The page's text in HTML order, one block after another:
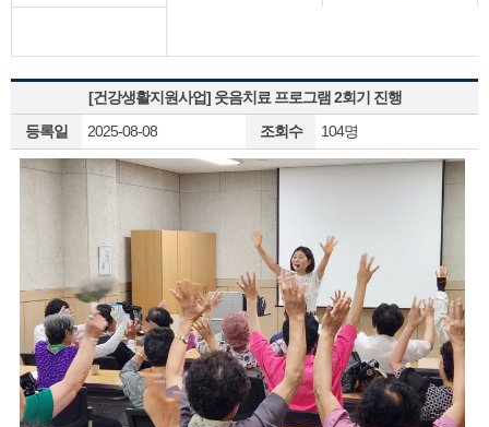
[건강생활지원사업] 웃음치료 프로그램 2회기 진행
등록일
2025-08-08 조회수 104명